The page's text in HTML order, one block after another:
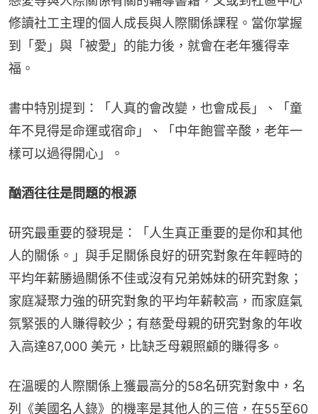
修讀社工主理的個人成長與人際關係課程。當你掌握
到「愛」與「被愛」的能力後，就會在老年獲得幸
福。
書中特別提到：「人真的會改變，也會成長」、「童
年不見得是命運或宿命」、「中年飽嘗辛酸，老年一
樣可以過得開心」。
酗酒往往是問題的根源
研究最重要的發現是：「人生真正重要的是你和其他
人的關係。」與手足關係良好的研究對象在年輕時的
平均年薪勝過關係不佳或沒有兄弟姊妹的研究對象；
家庭凝聚力強的研究對象的平均年薪較高，而家庭氣
氛緊張的人賺得較少；有慈愛母親的研究對象的年收
入高達87,000 美元，比缺乏母親照顧的賺得多。
在溫暖的人際關係上獲最高分的58名研究對象中，名
列《美國名人錄》的機率是其他人的三倍，在55至60